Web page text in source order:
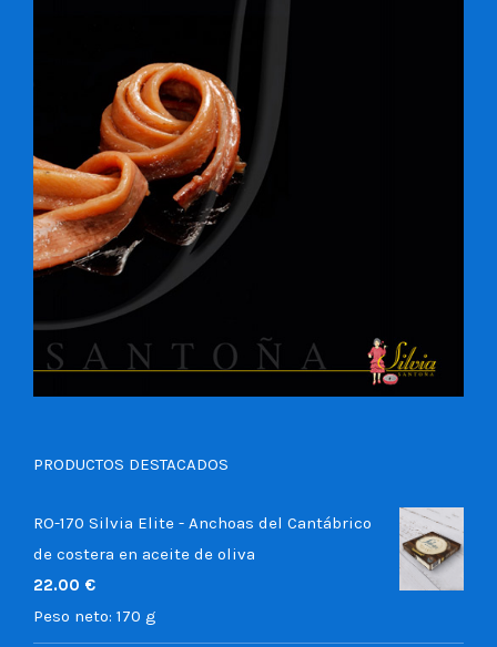
PRODUCTOS DESTACADOS
RO-170 Silvia Elite - Anchoas del Cantábrico
de costera en aceite de oliva
22.00 €
Peso neto: 170 g